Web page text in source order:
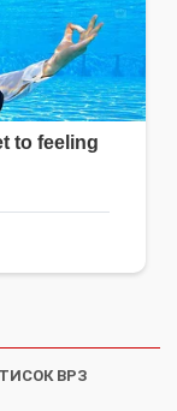
ВРЗ